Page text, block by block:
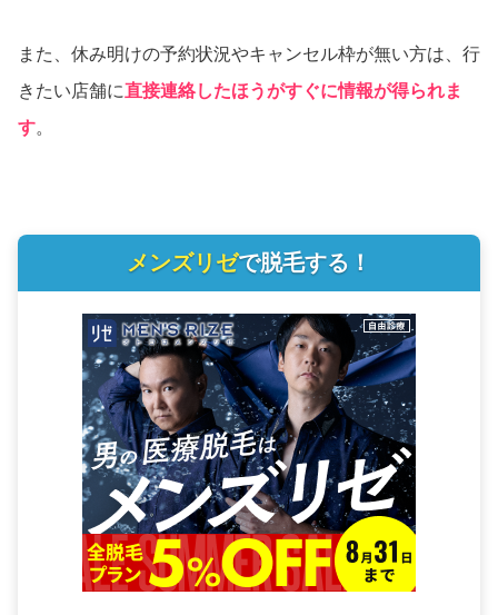
また、休み明けの予約状況やキャンセル枠が無い方は、行
きたい店舗に直接連絡したほうがすぐに情報が得られま
す。
メンズリゼで脱毛する！